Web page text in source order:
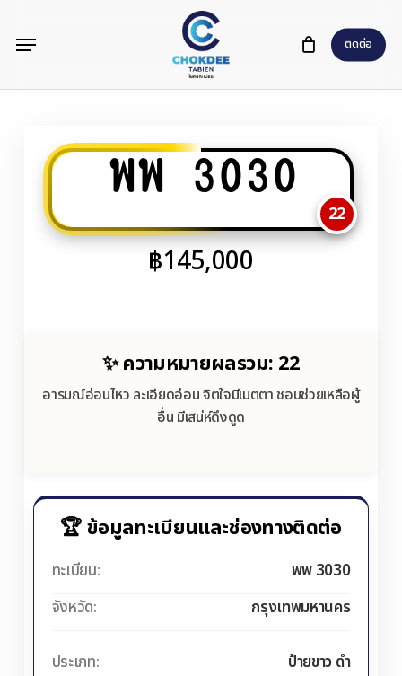
content
ติดต่อ
Menu
พพ 3030
22
฿145,000
✨ ความหมายผลรวม: 22
อารมณ์อ่อนไหว ละเอียดอ่อน จิตใจมีเมตตา ชอบช่วยเหลือผู้
อื่น มีเสน่ห์ดึงดูด
🏆 ข้อมูลทะเบียนและช่องทางติดต่อ
ทะเบียน:
พพ 3030
จังหวัด:
กรุงเทพมหานคร
ประเภท:
ป้ายขาว ดำ